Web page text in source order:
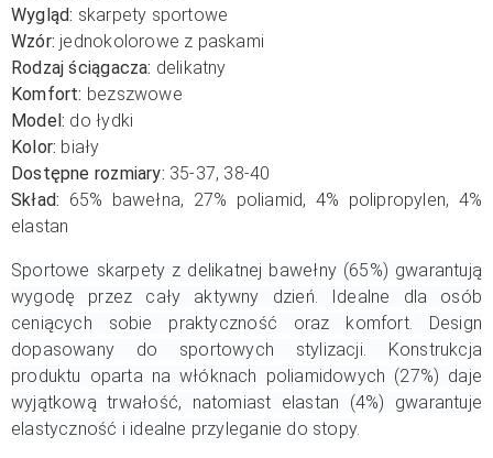
Wygląd: skarpety sportowe
Wzór: jednokolorowe z paskami
Rodzaj ściągacza: delikatny
Komfort: bezszwowe
Model: do łydki
Kolor: biały
Dostępne rozmiary: 35-37, 38-40
Skład: 65% bawełna, 27% poliamid, 4% polipropylen, 4%
elastan
Sportowe skarpety z delikatnej bawełny (65%) gwarantują
wygodę przez cały aktywny dzień. Idealne dla osób
ceniących sobie praktyczność oraz komfort. Design
dopasowany do sportowych stylizacji. Konstrukcja
produktu oparta na włóknach poliamidowych (27%) daje
wyjątkową trwałość, natomiast elastan (4%) gwarantuje
elastyczność i idealne przyleganie do stopy.